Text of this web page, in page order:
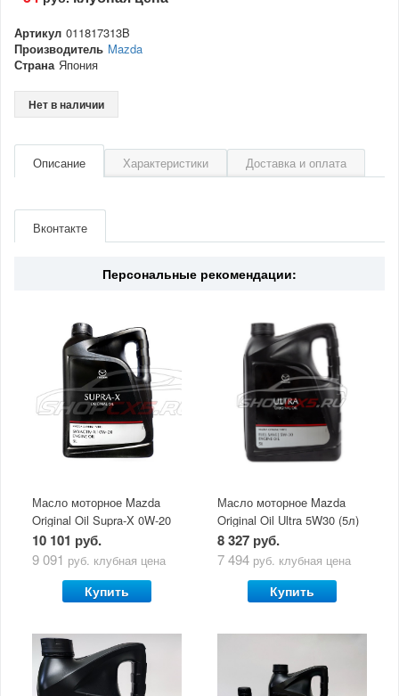
Артикул 011817313B
Производитель Mazda
Страна Япония
Нет в наличии
Описание Характеристики Доставка и оплата
Страна Япония
Вконтакте
Персональные рекомендации:
Масло моторное Mazda
Original Oil Supra-X 0W-20
(5 л)
10 101 руб.
9 091 руб. клубная цена
Купить
Масло моторное Mazda
Original Oil Ultra 5W30 (5л)
8 327 руб.
7 494 руб. клубная цена
Купить